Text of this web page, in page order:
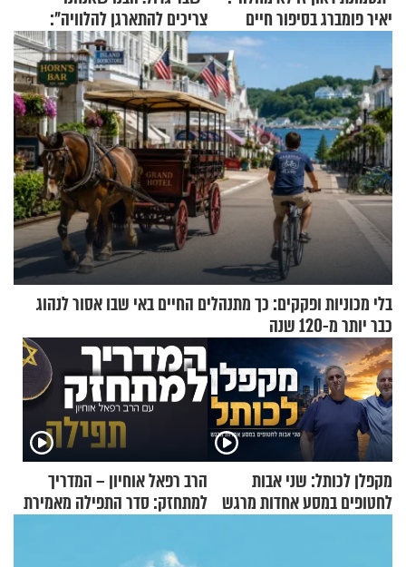
יאיר פומברג בסיפור חיים
מעורר השראה
צריכים להתארגן להלוויה":
זוגיות במבחן, הפעם עם מרים
וגד דנינו
בלי מכוניות ופקקים: כך מתנהלים החיים באי שבו אסור לנהוג
כבר יותר מ-120 שנה
מקפלן לכותל: שני אבות
לחטופים במסע אחדות מרגש
הרב רפאל אוחיון – המדריך
למתחזק: סדר התפילה מאמירת